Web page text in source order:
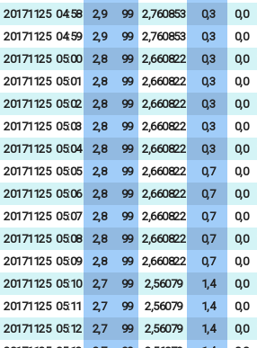
20171125 04:58 2,9 99 2,760853 0,3 0,0
20171125 04:59 2,9 99 2,760853 0,3 0,0
20171125 05:00 2,8 99 2,660822 0,3 0,0
20171125 05:01 2,8 99 2,660822 0,3 0,0
20171125 05:02 2,8 99 2,660822 0,3 0,0
20171125 05:03 2,8 99 2,660822 0,3 0,0
20171125 05:04 2,8 99 2,660822 0,3 0,0
20171125 05:05 2,8 99 2,660822 0,7 0,0
20171125 05:06 2,8 99 2,660822 0,7 0,0
20171125 05:07 2,8 99 2,660822 0,7 0,0
20171125 05:08 2,8 99 2,660822 0,7 0,0
20171125 05:09 2,8 99 2,660822 0,7 0,0
20171125 05:10 2,7 99 2,56079 1,4 0,0
20171125 05:11 2,7 99 2,56079 1,4 0,0
20171125 05:12 2,7 99 2,56079 1,4 0,0